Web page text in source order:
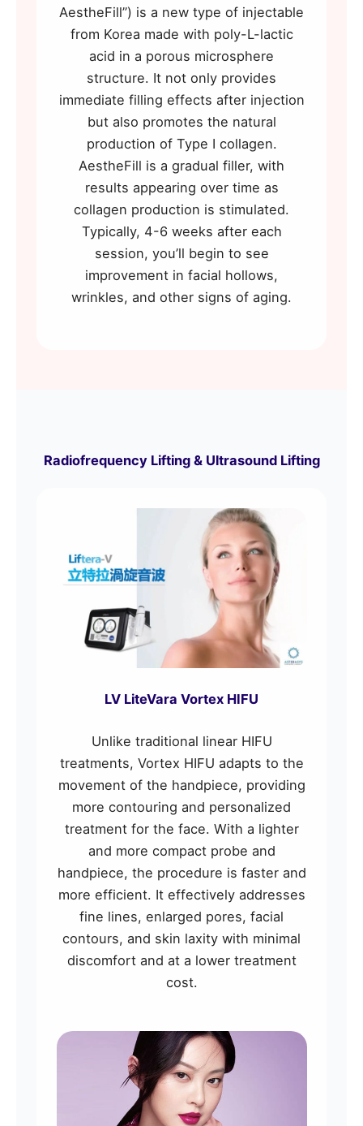
AestheFill”) is a new type of injectable
from Korea made with poly-L-lactic
acid in a porous microsphere
structure. It not only provides
immediate filling effects after injection
but also promotes the natural
production of Type I collagen.
AestheFill is a gradual filler, with
results appearing over time as
collagen production is stimulated.
Typically, 4-6 weeks after each
session, you’ll begin to see
improvement in facial hollows,
wrinkles, and other signs of aging.
Radiofrequency Lifting & Ultrasound Lifting
LV LiteVara Vortex HIFU
Unlike traditional linear HIFU
treatments, Vortex HIFU adapts to the
movement of the handpiece, providing
more contouring and personalized
treatment for the face. With a lighter
and more compact probe and
handpiece, the procedure is faster and
more efficient. It effectively addresses
fine lines, enlarged pores, facial
contours, and skin laxity with minimal
discomfort and at a lower treatment
cost.